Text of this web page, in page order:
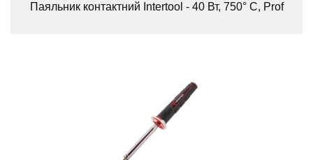
Паяльник контактний Intertool - 40 Вт, 750° C, Prof